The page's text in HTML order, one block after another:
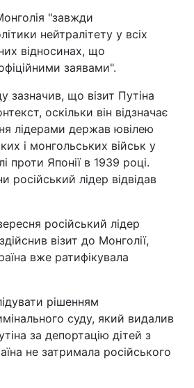
"завжди
нейтралітету у всіх
відносинах, що
заявами".
зазначив, що візит Путіна
оскільки він відзначає
лідерами держав ювілею
і монгольських військ у
проти Японії в 1939 році.
російський лідер відвідав
російський лідер
візит до Монголії,
вже ратифікувала
рішенням
суду, який видалив
за депортацію дітей з
не затримала російського